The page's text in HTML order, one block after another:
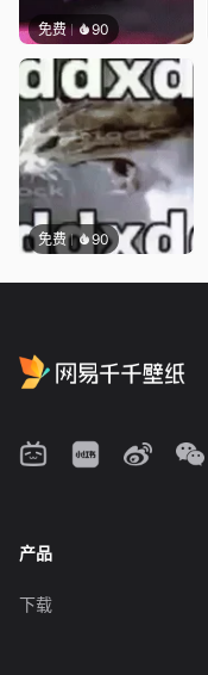
免费 90
免费 90
产品
下载